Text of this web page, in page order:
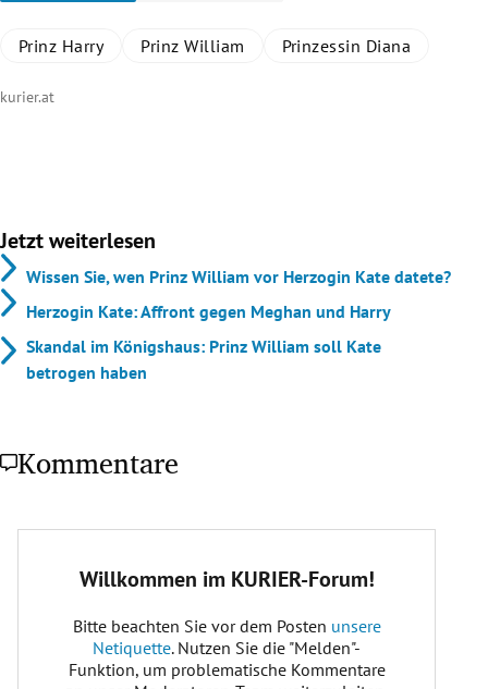
Prinz Harry Prinz William Prinzessin Diana
kurier.at
Jetzt weiterlesen
Wissen Sie, wen Prinz William vor Herzogin Kate datete?
Herzogin Kate: Affront gegen Meghan und Harry
Skandal im Königshaus: Prinz William soll Kate
betrogen haben
Kommentare